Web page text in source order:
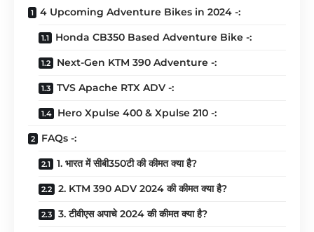
4 Upcoming Adventure Bikes in 2024 -:
Honda CB350 Based Adventure Bike -:
Next-Gen KTM 390 Adventure -:
TVS Apache RTX ADV -:
Hero Xpulse 400 & Xpulse 210 -:
FAQs -:
1. भारत में सीबी350टी की कीमत क्या है?
2. KTM 390 ADV 2024 की कीमत क्या है?
3. टीवीएस अपाचे 2024 की कीमत क्या है?